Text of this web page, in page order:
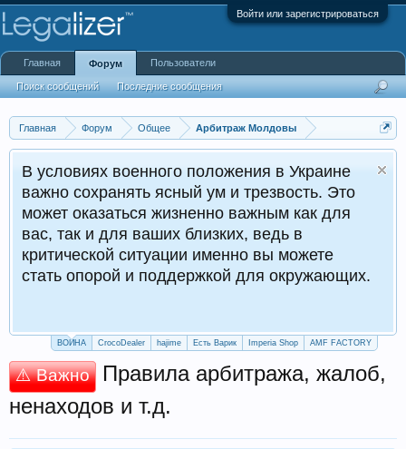
Войти или зарегистрироваться
Главная Форум Общее Арбитраж Молдовы
В условиях военного положения в Украине
важно сохранять ясный ум и трезвость. Это
может оказаться жизненно важным как для
вас, так и для ваших близких, ведь в
критической ситуации именно вы можете
стать опорой и поддержкой для окружающих.
ВОЙНА CrocoDealer hajime Есть Варик Imperia Shop AMF FACTORY
⚠️ Важно
Правила арбитража, жалоб,
ненаходов и т.д.
Главная Форум
Поиск сообщений Последние сообщения
Пользователи